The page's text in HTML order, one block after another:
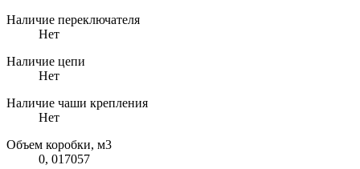
Наличие переключателя
Нет
Наличие цепи
Нет
Наличие чаши крепления
Нет
Объем коробки, м3
0, 017057